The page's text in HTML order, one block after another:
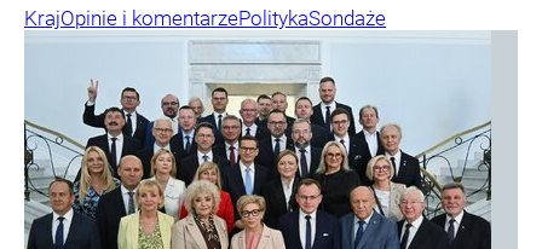
KrajOpinie i komentarzePolitykaSondaże